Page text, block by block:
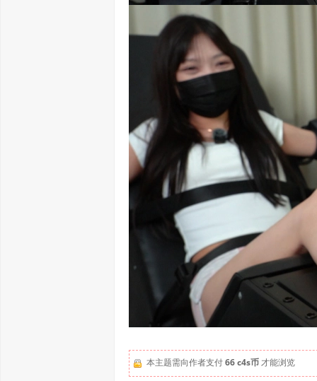
本主题需向作者支付66 c4s币才能浏览